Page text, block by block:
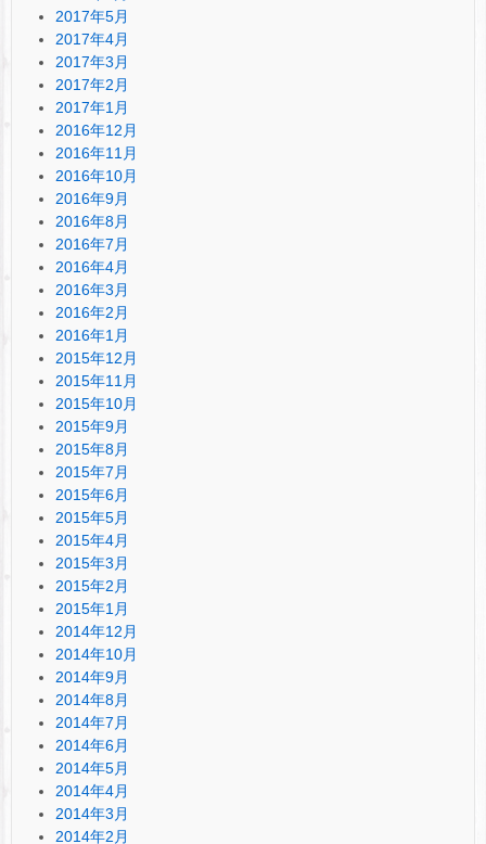
2017年5月
2017年4月
2017年3月
2017年2月
2017年1月
2016年12月
2016年11月
2016年10月
2016年9月
2016年8月
2016年7月
2016年4月
2016年3月
2016年2月
2016年1月
2015年12月
2015年11月
2015年10月
2015年9月
2015年8月
2015年7月
2015年6月
2015年5月
2015年4月
2015年3月
2015年2月
2015年1月
2014年12月
2014年10月
2014年9月
2014年8月
2014年7月
2014年6月
2014年5月
2014年4月
2014年3月
2014年2月